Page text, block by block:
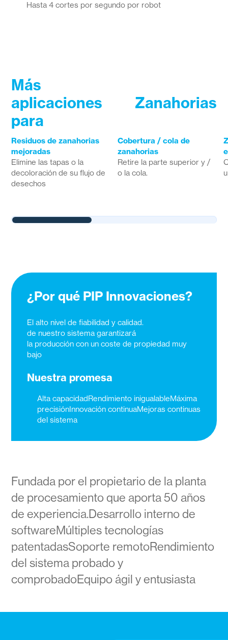
Hasta 4 cortes por segundo por robot
Más
aplicaciones
para
Zanahorias
Residuos de zanahorias
mejoradas
Elimine las tapas o la
decoloración de su flujo de
desechos
Cobertura / cola de
zanahorias
Retire la parte superior y /
o la cola.
¿Por qué PIP Innovaciones?
El alto nivel de fiabilidad y calidad.
de nuestro sistema garantizará
la producción con un coste de propiedad muy
bajo
Nuestra promesa
Alta capacidadRendimiento inigualableMáxima
precisiónInnovación continuaMejoras continuas
del sistema
Fundada por el propietario de la planta
de procesamiento que aporta 50 años
de experiencia.Desarrollo interno de
softwareMúltiples tecnologías
patentadasSoporte remotoRendimiento
del sistema probado y
comprobadoEquipo ágil y entusiasta